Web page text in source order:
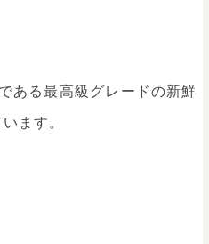
ある最高級グレードの新鮮
ます。